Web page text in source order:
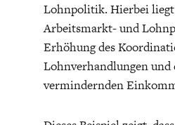
Lohnpolitik. Hierbei liegt
Arbeitsmarkt- und
Erhöhung des
Lohnverhandlungen
vermindernden